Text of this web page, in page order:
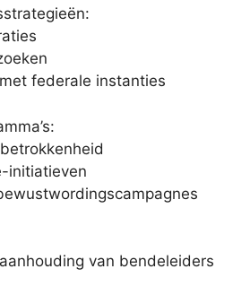
federale instanties
initiatieven
van bendeleiders